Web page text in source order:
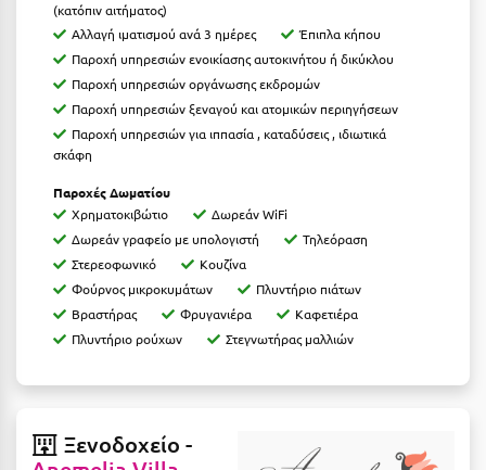
Ιωάννινα
Καβάλα
Καλάβρυτα
Καλαμάτα
Κάλαμος
Καλαμπάκα
Καρδάμαινα
(κατόπιν αιτήματος)
Αλλαγή ιματισμού ανά 3 ημέρες
Έπιπλα κήπου
Παροχή υπηρεσιών ενοικίασης αυτοκινήτου ή δικύκλου
Παροχή υπηρεσιών οργάνωσης εκδρομών
Παροχή υπηρεσιών ξεναγού και ατομικών περιηγήσεων
Παροχή υπηρεσιών για ιππασία , καταδύσεις , ιδιωτικά
σκάφη
Παροχές Δωματίου
Χρηματοκιβώτιο
Δωρεάν WiFi
Δωρεάν γραφείο με υπολογιστή
Τηλεόραση
Στερεοφωνικό
Κουζίνα
Φούρνος μικροκυμάτων
Πλυντήριο πιάτων
Βραστήρας
Φρυγανιέρα
Καφετιέρα
Πλυντήριο ρούχων
Στεγνωτήρας μαλλιών
Ξενοδοχείο -